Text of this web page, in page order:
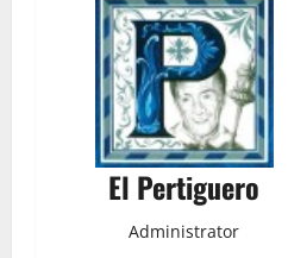
El Pertiguero
Administrator